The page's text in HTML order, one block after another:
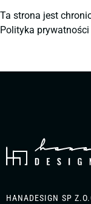
Ta strona jest
Polityka prywatności
HANADESIGN SP